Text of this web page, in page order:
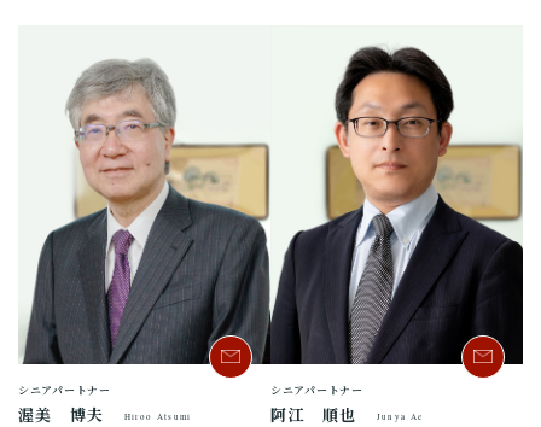
シニアパートナー
渥美 博夫 Hiroo Atsumi
シニアパートナー
阿江 順也 Junya Ae